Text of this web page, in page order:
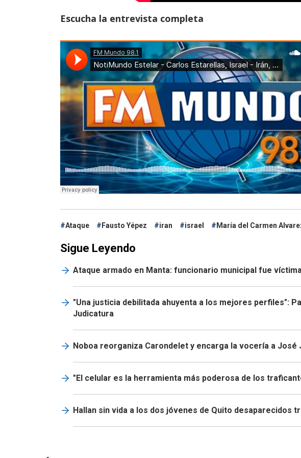
Escucha la entrevista completa
Ataque Fausto Yépez iran israel María del Carmen
Sigue Leyendo
Ataque armado en Manta: funcionario municipal fue
"Una justicia debilitada ahuyenta a los mejores perfiles":
Judicatura
Noboa reorganiza Carondelet y encarga la vocería a José
"El celular es la herramienta más poderosa de los
Hallan sin vida a los dos jóvenes de Quito desaparecidos